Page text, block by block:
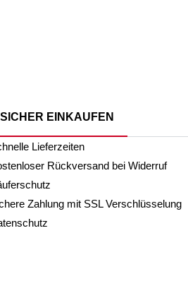
SICHER EINKAUFEN
Lieferzeiten
Rückversand bei Widerruf
Zahlung mit SSL Verschlüsselung